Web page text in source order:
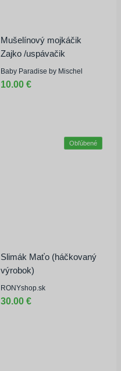
Mušelínový mojkáčik
Zajko /uspávačik
Baby Paradise by Mischel
10.00 €
Slimák Maťo (háčkovaný
výrobok)
Obľúbené
RONYshop.sk
30.00 €